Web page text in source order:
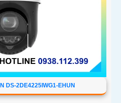
DS-2DE4225IWG1-EHUN